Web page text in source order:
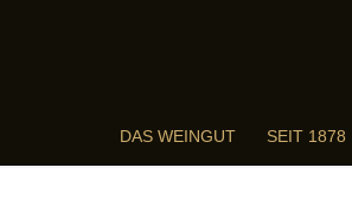
DAS WEINGUT SEIT 1878